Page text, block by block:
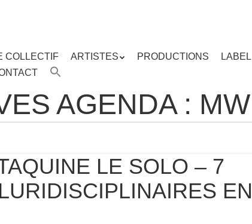
COLLECTIF ARTISTES PRODUCTIONS LABEL
AGENDA :
LE SOLO – 7
EN